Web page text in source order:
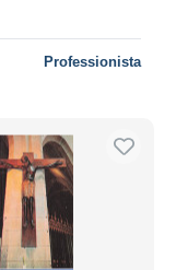
Professionista